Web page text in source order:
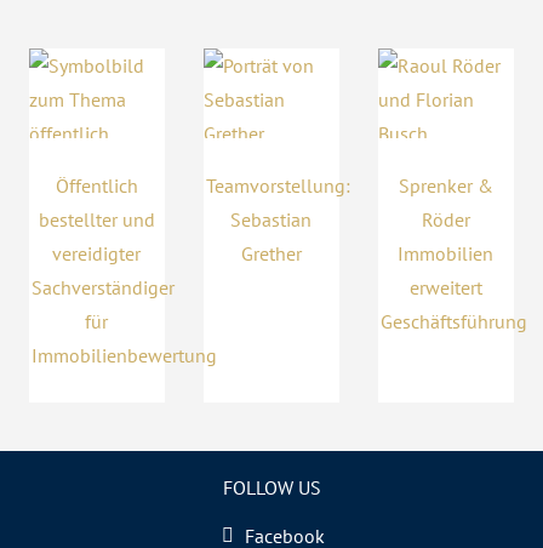
Öffentlich
bestellter und
vereidigter
Sachverständiger
für
Immobilienbewertung
Teamvorstellung:
Sebastian
Grether
Sprenker &
Röder
Immobilien
erweitert
Geschäftsführung
FOLLOW US
Facebook